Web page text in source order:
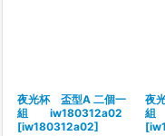
夜光杯 盃型A 二個一
組 iw180312a02
[iw180312a02]
夜
組
[